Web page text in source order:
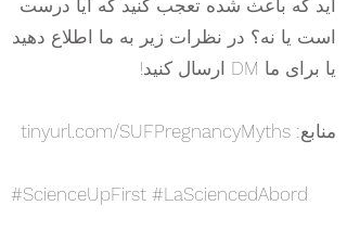
اید که باعث شده تعجب کنید که آیا درست
است یا نه؟ در نظرات زیر به ما اطلاع دهید
یا برای ما DM ارسال کنید!
منابع: tinyurl.com/SUFPregnancyMyths
#ScienceUpFirst #LaSciencedAbord